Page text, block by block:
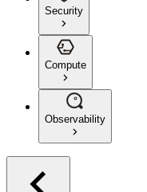
Security
Compute
Observability